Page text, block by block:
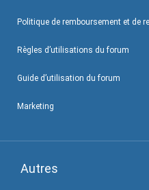
Politique de remboursement et de
Règles d’utilisations du forum
Guide d’utilisation du forum
Marketing
Autres